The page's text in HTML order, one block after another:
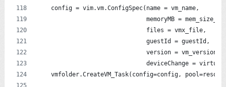
    config = vim.vm.ConfigSpec(name = vm_name,
memoryMB =
                               files = vmx_file,
                               guestId = guestId,
                               version = vm_version,
deviceChange =
vmfolder.CreateVM_Task(config=config,